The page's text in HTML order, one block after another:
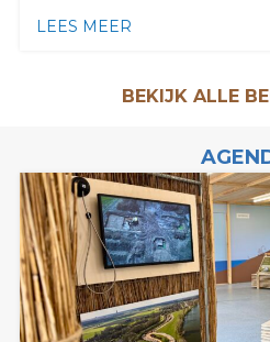
LEES MEEROVER
BEKIJK ALLE